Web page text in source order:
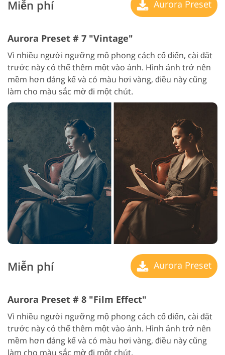
Miễn phí Aurora Preset
Aurora Preset # 7 "Vintage"
Vì nhiều người ngưỡng mộ phong cách cổ điển, cài đặt
trước này có thể thêm một vào ảnh. Hình ảnh trở nên
mềm hơn đáng kể và có màu hơi vàng, điều này cũng
làm cho màu sắc mờ đi một chút.
Miễn phí Aurora Preset
Aurora Preset # 8 "Film Effect"
Vì nhiều người ngưỡng mộ phong cách cổ điển, cài đặt
trước này có thể thêm một vào ảnh. Hình ảnh trở nên
mềm hơn đáng kể và có màu hơi vàng, điều này cũng
làm cho màu sắc mờ đi một chút.